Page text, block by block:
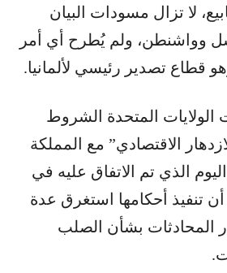
لا تزال مسودات البيان
وواشنطن، ولم يُطرح أي أمر
قطاع تصدير رئيسي لألمانيا.
المتحدة الشروط
الاقتصادي” مع المملكة
الذي تم الاتفاق عليه في
تنفيذ أحكامها استغرق عدة
المحادثات بشأن الصلب